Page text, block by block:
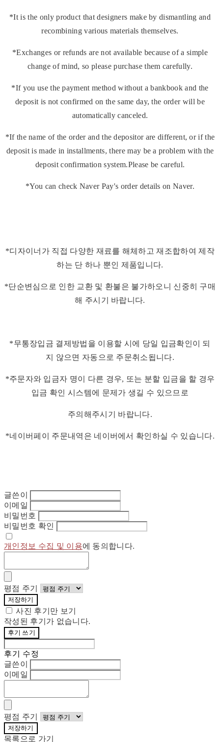
*It is the only product that designers make by dismantling and
recombining various materials themselves.
*Exchanges or refunds are not available because of a simple
change of mind, so please purchase them carefully.
*If you use the payment method without a bankbook and the
deposit is not confirmed on the same day, the order will be
automatically canceled.
*If the name of the order and the depositor are different, or if the
deposit is made in installments, there may be a problem with the
deposit confirmation system.Please be careful.
*You can check Naver Pay's order details on Naver.
*디자이너가 직접 다양한 재료를 해체하고 재조합하여 제작
하는 단 하나 뿐인 제품입니다.
*단순변심으로 인한 교환 및 환불은 불가하오니 신중히 구매
해 주시기 바랍니다.
*무통장입금 결제방법을 이용할 시에 당일 입금확인이 되
지 않으면 자동으로 주문취소됩니다.
*주문자와 입금자 명이 다른 경우, 또는 분할 입금을 할 경우
입금 확인 시스템에 문제가 생길 수 있으므로
주의해주시기 바랍니다.
*네이버페이 주문내역은 네이버에서 확인하실 수 있습니다.
글쓴이
이메일
비밀번호
비밀번호 확인
개인정보 수집 및 이용에 동의합니다.
평점 주기
저장하기
사진 후기만 보기
작성된 후기가 없습니다.
후기 쓰기
후기 수정
글쓴이
이메일
평점 주기
저장하기
목록으로 가기